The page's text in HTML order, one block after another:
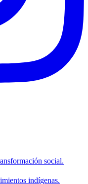
social.
indígenas.